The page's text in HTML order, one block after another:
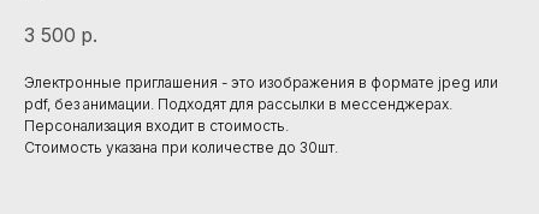
3 500 р.
Электронные приглашения - это изображения в формате jpeg или
pdf, без анимации. Подходят для рассылки в мессенджерах.
Персонализация входит в стоимость.
Стоимость указана при количестве до 30шт.